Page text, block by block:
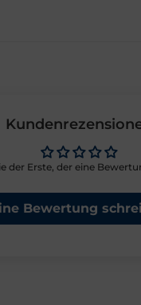
der Erste, der eine
Bewertung